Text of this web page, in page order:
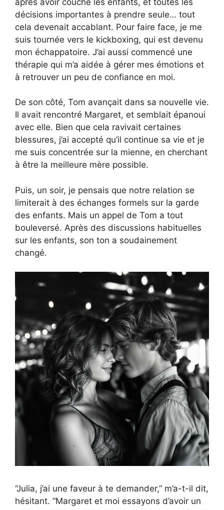
décisions importantes à prendre seule… tout
cela devenait accablant. Pour faire face, je me
suis tournée vers le kickboxing, qui est devenu
mon échappatoire. J’ai aussi commencé une
thérapie qui m’a aidée à gérer mes émotions et
à retrouver un peu de confiance en moi.
De son côté, Tom avançait dans sa nouvelle vie.
Il avait rencontré Margaret, et semblait épanoui
avec elle. Bien que cela ravivait certaines
blessures, j’ai accepté qu’il continue sa vie et je
me suis concentrée sur la mienne, en cherchant
à être la meilleure mère possible.
Puis, un soir, je pensais que notre relation se
limiterait à des échanges formels sur la garde
des enfants. Mais un appel de Tom a tout
bouleversé. Après des discussions habituelles
sur les enfants, son ton a soudainement
changé.
“Julia, j’ai une faveur à te demander,” m’a-t-il dit,
hésitant. “Margaret et moi essayons d’avoir un